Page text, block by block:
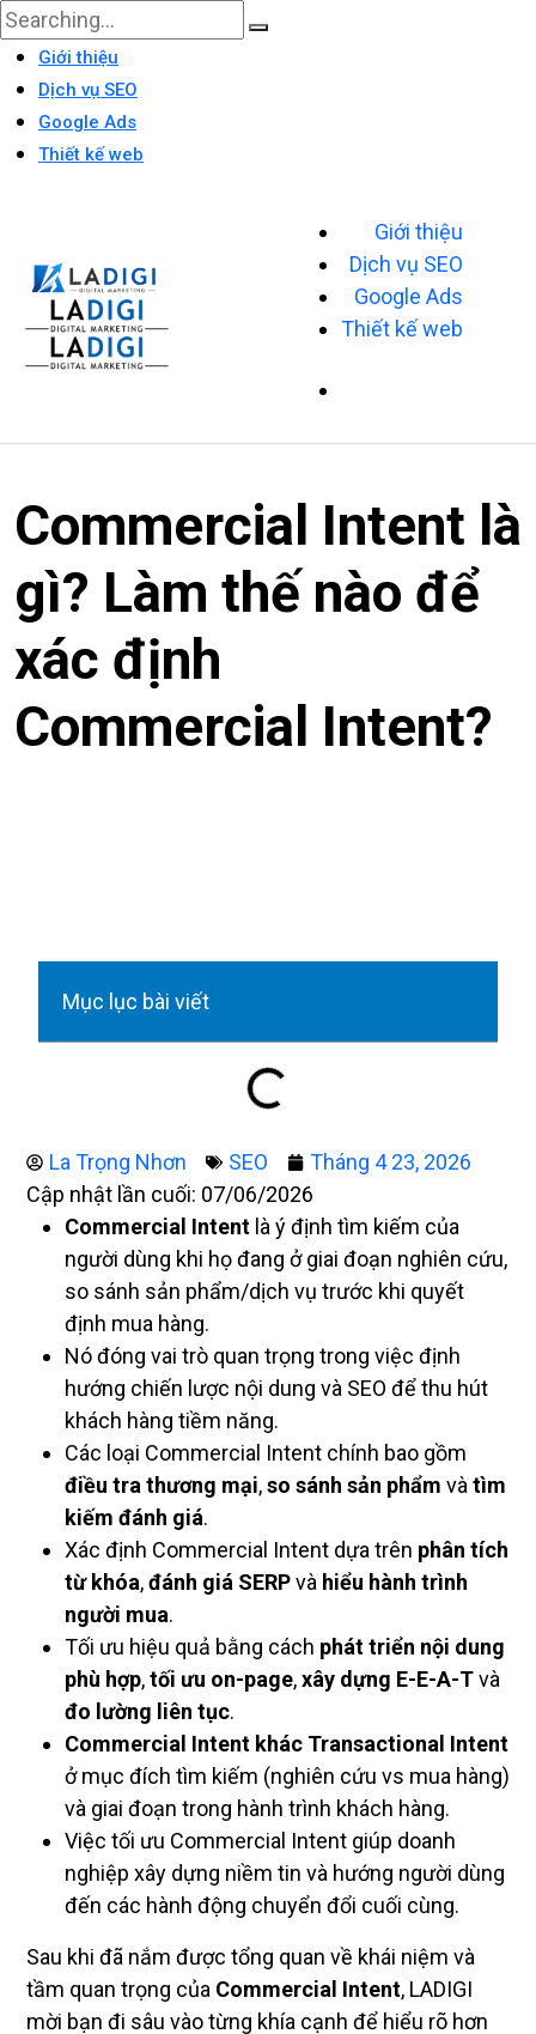
Giới thiệu
Dịch vụ SEO
Google Ads
Thiết kế web
Giới thiệu
Dịch vụ SEO
Google Ads
Thiết kế web
Commercial Intent là
gì? Làm thế nào để
xác định
Commercial Intent?
Mục lục bài viết
La Trọng Nhơn SEO
Tháng 4 23, 2026
Cập nhật lần cuối: 07/06/2026
Commercial Intent là ý định tìm kiếm của
người dùng khi họ đang ở giai đoạn nghiên cứu,
so sánh sản phẩm/dịch vụ trước khi quyết
định mua hàng.
Nó đóng vai trò quan trọng trong việc định
hướng chiến lược nội dung và SEO để thu hút
khách hàng tiềm năng.
Các loại Commercial Intent chính bao gồm
điều tra thương mại,so sánh sản phẩm và tìm
kiếm đánh giá.
Xác định Commercial Intent dựa trên phân tích
từ khóa,đánh giá SERPvà hiểu hành trình
người mua.
Tối ưu hiệu quả bằng cách phát triển nội dung
phù hợp,tối ưu on-page,xây dựng E-E-A-Tvà
đo lường liên tục.
Commercial Intent khác Transactional Intent
ở mục đích tìm kiếm (nghiên cứu vs mua hàng)
và giai đoạn trong hành trình khách hàng.
Việc tối ưu Commercial Intent giúp doanh
nghiệp xây dựng niềm tin và hướng người dùng
đến các hành động chuyển đổi cuối cùng.
Sau khi đã nắm được tổng quan về khái niệm và
tầm quan trọng của Commercial Intent, LADIGI
mời bạn đi sâu vào từng khía cạnh để hiểu rõ hơn